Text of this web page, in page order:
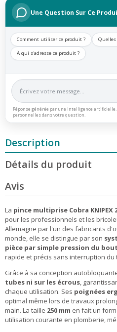
Une Question Sur Ce
Comment utiliser ce produit ?
À qui s'adresse ce produit ?
Réponse générée par une intelligence
personnelles dans votre question.
Description
Détails du produit
Avis
La pince multiprise Cobra KNIPEX
pour les professionnels et les
Allemagne par l'un des fabricants
monde, elle se distingue par son
pièce par simple pression du
rapide et précis sans interruption du
Grâce à sa conception
tubes ni sur les écrous,
chaque utilisation. Ses poignées
optimal même lors de travaux
main. La taille 250 mm en fait un
utilisation courante en plomberie,